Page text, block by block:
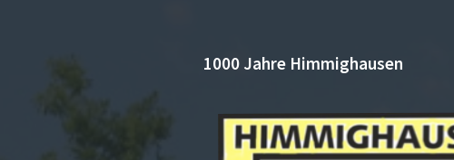
1000 Jahre Himmighausen